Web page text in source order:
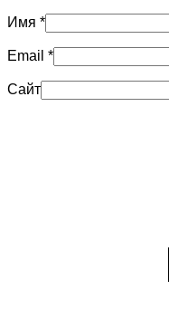
Имя *
Email *
Сайт